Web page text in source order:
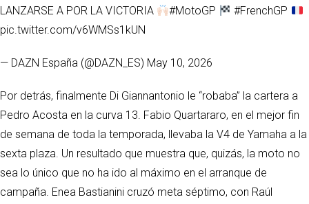
LANZARSE A POR LA VICTORIA
#MotoGP
#FrenchGP
pic.twitter.com/v6WMSs1kUN
— DAZN España (@DAZN_ES) May 10, 2026
Por detrás, finalmente Di Giannantonio le “robaba” la cartera a
Pedro Acosta en la curva 13. Fabio Quartararo, en el mejor fin
de semana de toda la temporada, llevaba la V4 de Yamaha a la
sexta plaza. Un resultado que muestra que, quizás, la moto no
sea lo único que no ha ido al máximo en el arranque de
campaña. Enea Bastianini cruzó meta séptimo, con Raúl